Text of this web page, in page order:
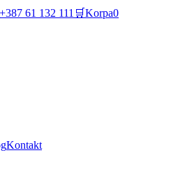
+387 61 132 111 🛒Korpa0
Kontakt